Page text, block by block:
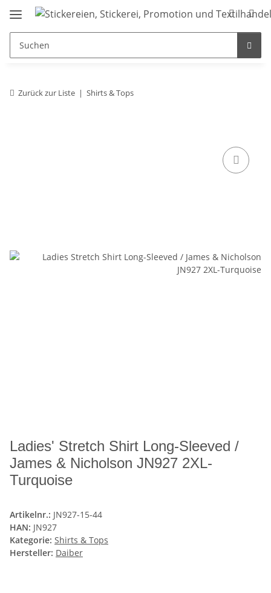
Zurück zur Liste Shirts & Tops
Ladies' Stretch Shirt Long-Sleeved /
James & Nicholson JN927 2XL-
Turquoise
Artikelnr.: JN927-15-44
HAN: JN927
Kategorie: Shirts & Tops
Hersteller: Daiber